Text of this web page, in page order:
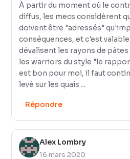
À partir du moment où le
diffus, les mecs considèrent
doivent être "adressés"
conséquences, et c'est
dévalisent les rayons de
les warriors du style "le
est bon pour moi, il faut
levé sur les quais ...
Répondre
Alex Lombry
16 mars 2020